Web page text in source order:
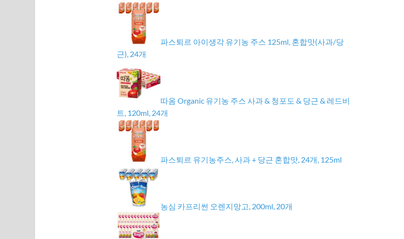
파스퇴르 아이생각 유기농 주스 125ml, 혼합맛(사과/당
근), 24개
따옴 Organic 유기농 주스 사과 & 청포도 & 당근 & 레드비
트, 120ml, 24개
파스퇴르 유기농주스, 사과 + 당근 혼합맛, 24개, 125ml
농심 카프리썬 오렌지망고, 200ml, 20개